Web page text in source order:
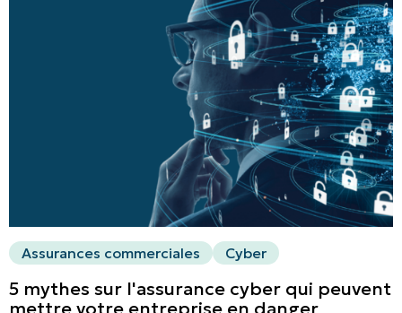
Assurances commerciales Cyber
5 mythes sur l'assurance cyber qui peuvent